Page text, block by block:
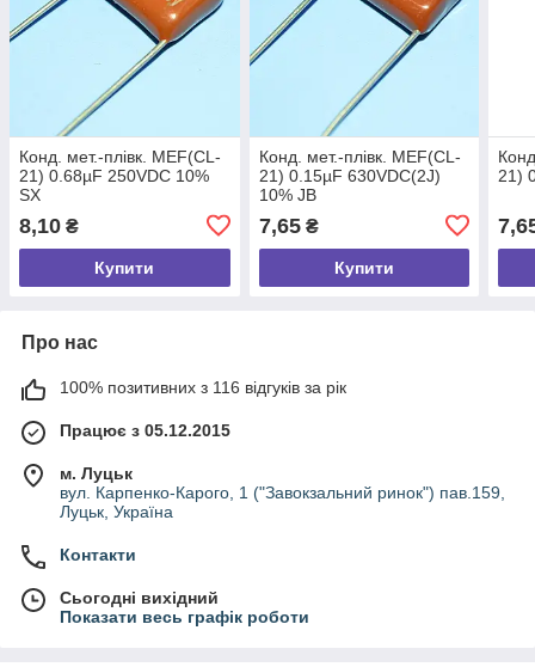
Конд. мет.-плівк. MEF(CL-
21) 0.68µF 250VDC 10%
SX
8,10 ₴
Купити
Конд. мет.-плівк. MEF(CL-
21) 0.15µF 630VDC(2J)
10% JB
7,65₴
Купити
21)
Про нас
100% позитивних з 116 відгуків за рік
Працює з 05.12.2015
м. Луцьк
вул. Карпенко-Карого, 1 ("Завокзальний ринок") пав.159,
Луцьк, Україна
Контакти
Сьогодні вихідний
Показати весь графік роботи